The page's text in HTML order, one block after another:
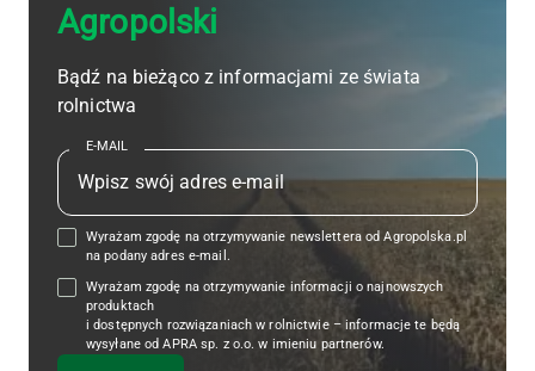
Agropolski
Bądź na bieżąco z informacjami ze świata
rolnictwa
E-MAIL
Wyrażam zgodę na otrzymywanie newslettera od Agropolska.pl
na podany adres e-mail.
Wyrażam zgodę na otrzymywanie informacji o najnowszych
produktach
i dostępnych rozwiązaniach w rolnictwie – informacje te będą
wysyłane od APRA sp. z o.o. w imieniu partnerów.